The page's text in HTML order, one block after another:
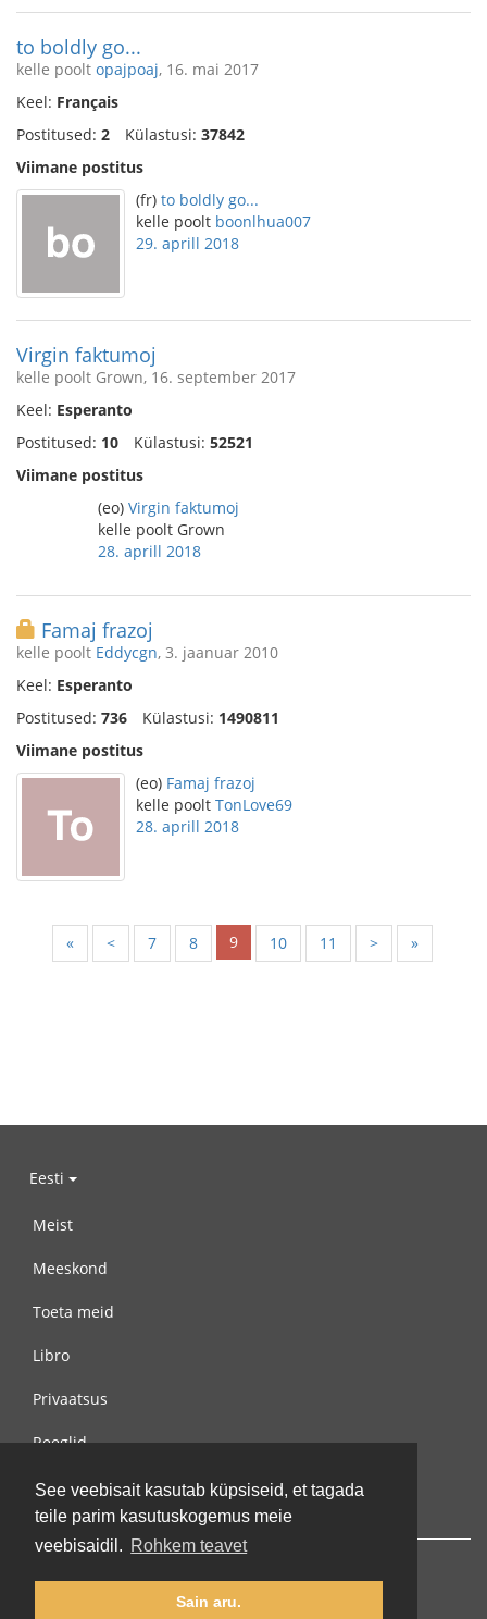
See veebisait kasutab küpsiseid, et tagada
teile parim kasutuskogemus meie
veebisaidil. Rohkem teavet
Sain aru.
to boldly go...
kelle poolt opajpoaj, 16. mai 2017
Keel: Français
Postitused: 2 Külastusi: 37842
Viimane postitus
(fr) to boldly go...
kelle poolt boonlhua007
29. aprill 2018
Virgin faktumoj
kelle poolt Grown, 16. september 2017
Keel: Esperanto
Postitused: 10 Külastusi: 52521
Viimane postitus
(eo) Virgin faktumoj
kelle poolt Grown
28. aprill 2018
Famaj frazoj
kelle poolt Eddycgn, 3. jaanuar 2010
Keel: Esperanto
Postitused: 736 Külastusi: 1490811
Viimane postitus
(eo) Famaj frazoj
kelle poolt TonLove69
28. aprill 2018
« < 7 8 9 10 11 > »
Eesti
Meist
Meeskond
Toeta meid
Libro
Privaatsus
Reeglid
Võta meiega ühendust